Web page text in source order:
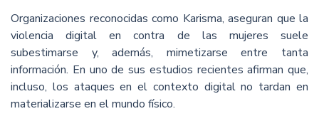
Organizaciones reconocidas como Karisma, aseguran que la
violencia digital en contra de las mujeres suele
subestimarse y, además, mimetizarse entre tanta
información. En uno de sus estudios recientes afirman que,
incluso, los ataques en el contexto digital no tardan en
materializarse en el mundo físico.